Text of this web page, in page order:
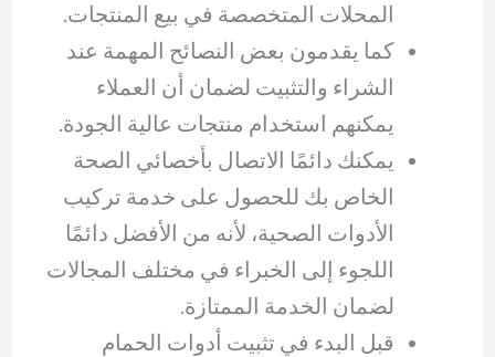
المحلات المتخصصة في بيع المنتجات.
كما يقدمون بعض النصائح المهمة عند
الشراء والتثبيت لضمان أن العملاء
يمكنهم استخدام منتجات عالية الجودة.
يمكنك دائمًا الاتصال بأخصائي الصحة
الخاص بك للحصول على خدمة تركيب
الأدوات الصحية، لأنه من الأفضل دائمًا
اللجوء إلى الخبراء في مختلف المجالات
لضمان الخدمة الممتازة.
قبل البدء في تثبيت أدوات الحمام